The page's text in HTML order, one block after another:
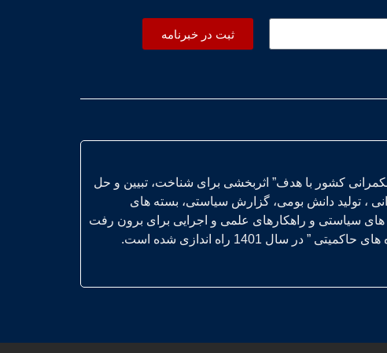
ثبت در خبرنامه
کشور با هدف” اثربخشی برای شناخت، تبیین و حل
، تولید دانش بومی، گزارش سیاستی، بسته های
های سیاستی و راهکارهای علمی و اجرایی برای برون رفت
سال 1401 راه اندازی شده است.